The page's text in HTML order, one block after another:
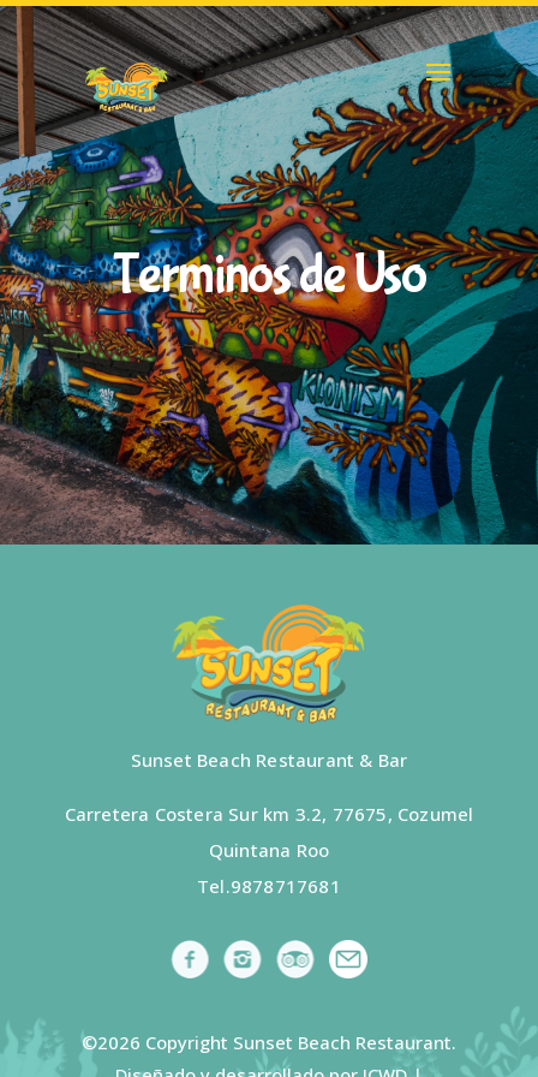
Sunset Beach Restaurant & Bar
Carretera Costera Sur km 3.2, 77675, Cozumel
Quintana Roo
Tel.9878717681
©2026 Copyright Sunset Beach Restaurant.